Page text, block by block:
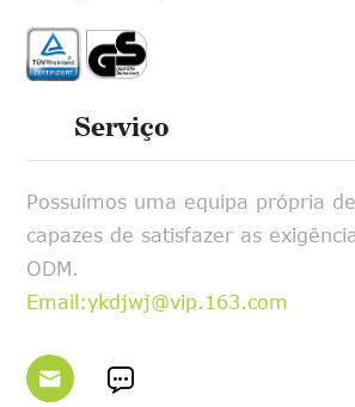
Serviço
Possuímos uma equipa própria
capazes de satisfazer as
ODM.
Email:ykdjwj@vip.163.com
 